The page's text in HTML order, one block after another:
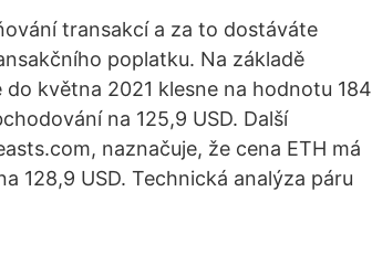
transakcí a za to dostáváte
poplatku. Na základě
května 2021 klesne na hodnotu 184
na 125,9 USD. Další
naznačuje, že cena ETH má
128,9 USD. Technická analýza páru